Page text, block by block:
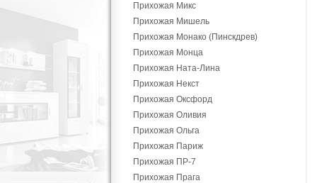
Прихожая Микс
Прихожая Мишель
Прихожая Монако (Пинскдрев)
Прихожая Монца
Прихожая Ната-Лина
Прихожая Некст
Прихожая Оксфорд
Прихожая Оливия
Прихожая Ольга
Прихожая Париж
Прихожая ПР-7
Прихожая Прага